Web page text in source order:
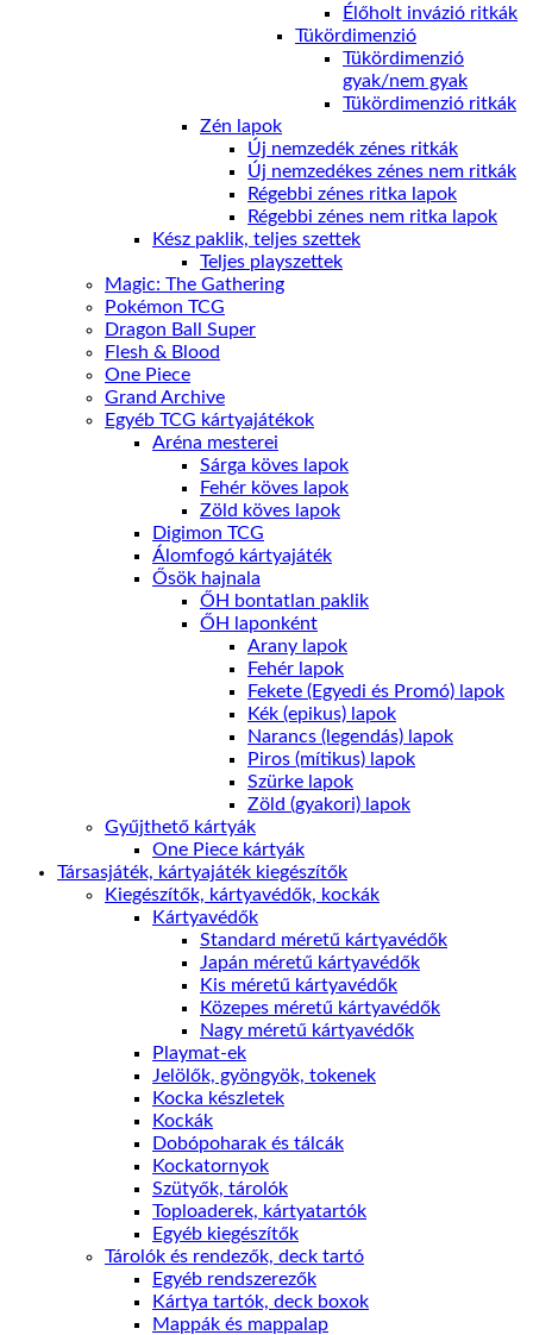
Élőholt invázió ritkák
Tükördimenzió
Tükördimenzió
gyak/nem gyak
Tükördimenzió ritkák
Zén lapok
Új nemzedék zénes ritkák
Új nemzedékes zénes nem ritkák
Régebbi zénes ritka lapok
Régebbi zénes nem ritka lapok
Kész paklik, teljes szettek
Teljes playszettek
Magic: The Gathering
Pokémon TCG
Dragon Ball Super
Flesh & Blood
One Piece
Grand Archive
Egyéb TCG kártyajátékok
Aréna mesterei
Sárga köves lapok
Fehér köves lapok
Zöld köves lapok
Digimon TCG
Álomfogó kártyajáték
Ősök hajnala
ŐH bontatlan paklik
ŐH laponként
Arany lapok
Fehér lapok
Fekete (Egyedi és Promó) lapok
Kék (epikus) lapok
Narancs (legendás) lapok
Piros (mítikus) lapok
Szürke lapok
Zöld (gyakori) lapok
Gyűjthető kártyák
One Piece kártyák
Társasjáték, kártyajáték kiegészítők
Kiegészítők, kártyavédők, kockák
Kártyavédők
Standard méretű kártyavédők
Japán méretű kártyavédők
Kis méretű kártyavédők
Közepes méretű kártyavédők
Nagy méretű kártyavédők
Playmat-ek
Jelölők, gyöngyök, tokenek
Kocka készletek
Kockák
Dobópoharak és tálcák
Kockatornyok
Szütyők, tárolók
Toploaderek, kártyatartók
Egyéb kiegészítők
Tárolók és rendezők, deck tartó
Egyéb rendszerezők
Kártya tartók, deck boxok
Mappák és mappalap